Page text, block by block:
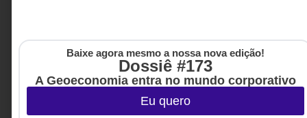
Baixe agora mesmo a nossa nova edição!
Dossiê #173
A Geoeconomia entra no mundo corporativo
Eu quero